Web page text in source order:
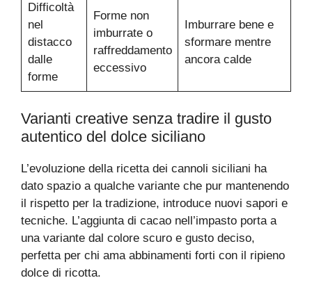
Difficoltà
nel
distacco
dalle
forme
Forme non
imburrate o
raffreddamento
eccessivo
Imburrare bene e
sformare mentre
ancora calde
Varianti creative senza tradire il gusto
autentico del dolce siciliano
L’evoluzione della ricetta dei cannoli siciliani ha
dato spazio a qualche variante che pur mantenendo
il rispetto per la tradizione, introduce nuovi sapori e
tecniche. L’aggiunta di cacao nell’impasto porta a
una variante dal colore scuro e gusto deciso,
perfetta per chi ama abbinamenti forti con il ripieno
dolce di ricotta.